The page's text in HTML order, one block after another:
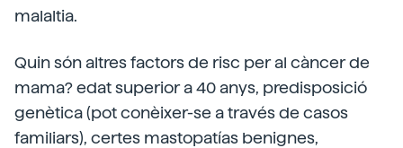
malaltia.
Quin són altres factors de risc per al càncer de
mama? edat superior a 40 anys, predisposició
genètica (pot conèixer-se a través de casos
familiars), certes mastopatías benignes,